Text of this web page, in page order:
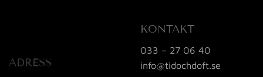
ADRESS
KONTAKT
033 – 27 06 40
info@tidochdoft.se